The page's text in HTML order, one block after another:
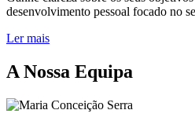
desenvolvimento pessoal focado no
Ler mais
A Nossa Equipa